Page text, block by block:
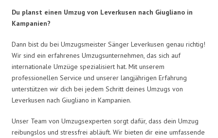
Du planst einen Umzug von Leverkusen nach Giugliano in
Kampanien?
Dann bist du bei Umzugsmeister Sänger Leverkusen genau richtig!
Wir sind ein erfahrenes Umzugsunternehmen, das sich auf
internationale Umzüge spezialisiert hat. Mit unserem
professionellen Service und unserer langjährigen Erfahrung
unterstützen wir dich bei jedem Schritt deines Umzugs von
Leverkusen nach Giugliano in Kampanien.
Unser Team von Umzugsexperten sorgt dafür, dass dein Umzug
reibungslos und stressfrei abläuft. Wir bieten dir eine umfassende